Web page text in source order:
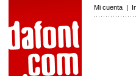
Mi cuenta |